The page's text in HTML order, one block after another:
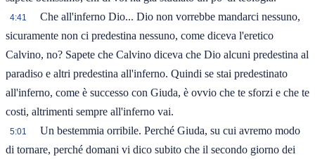
4:41
Che all'inferno Dio... Dio non vorrebbe mandarci nessuno,
sicuramente non ci predestina nessuno, come diceva l'eretico
Calvino, no? Sapete che Calvino diceva che Dio alcuni predestina al
paradiso e altri predestina all'inferno. Quindi se stai predestinato
all'inferno, come è successo con Giuda, è ovvio che te sforzi e che te
costi, altrimenti sempre all'inferno vai.
5:01
Un bestemmia orribile. Perché Giuda, su cui avremo modo
di tornare, perché domani vi dico subito che il secondo giorno dei